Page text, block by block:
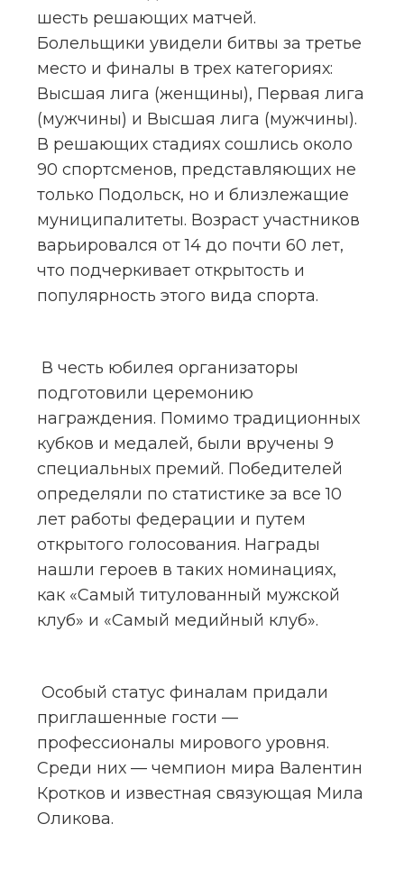
шесть решающих матчей.
Болельщики увидели битвы за третье
место и финалы в трех категориях:
Высшая лига (женщины), Первая лига
(мужчины) и Высшая лига (мужчины).
В решающих стадиях сошлись около
90 спортсменов, представляющих не
только Подольск, но и близлежащие
муниципалитеты. Возраст участников
варьировался от 14 до почти 60 лет,
что подчеркивает открытость и
популярность этого вида спорта.
подготовили церемонию
награждения. Помимо традиционных
кубков и медалей, были вручены 9
специальных премий. Победителей
определяли по статистике за все 10
лет работы федерации и путем
открытого голосования. Награды
нашли героев в таких номинациях,
как «Самый титулованный мужской
клуб» и «Самый медийный клуб».
приглашенные гости —
профессионалы мирового уровня.
Среди них — чемпион мира Валентин
Кротков и известная связующая Мила
Оликова.